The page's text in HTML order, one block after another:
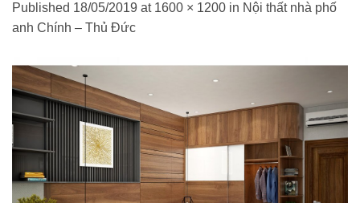
Published 18/05/2019 at 1600 × 1200 in Nội thất nhà phố
anh Chính – Thủ Đức